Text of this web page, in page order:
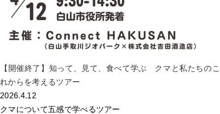
【開催終了】知って、見て、食べて学ぶ クマと私たちのこ
れからを考えるツアー
2026.4.12
クマについて五感で学べるツアー